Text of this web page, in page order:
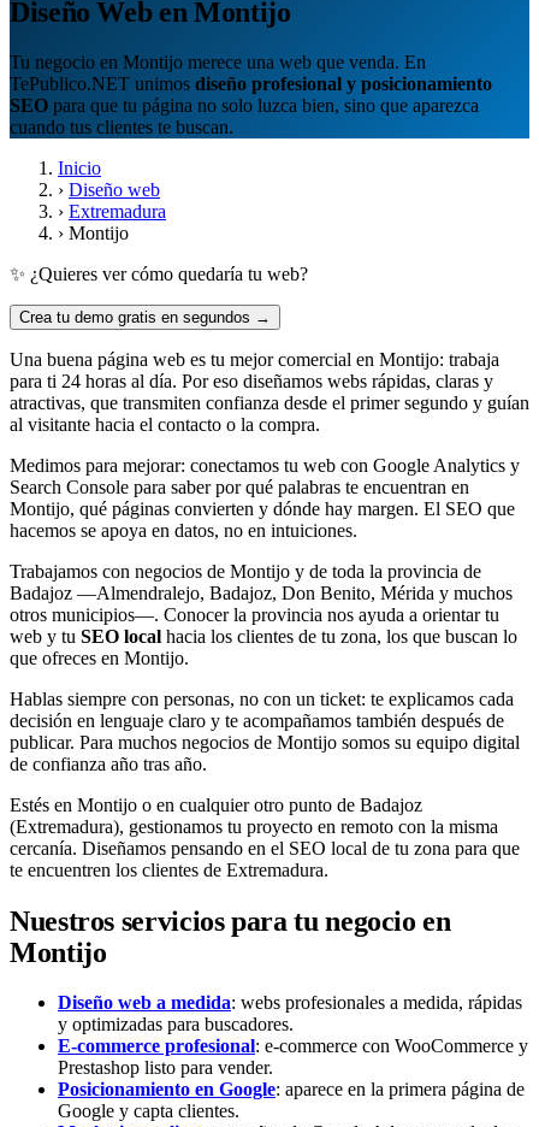
Diseño Web en Montijo
Tu negocio en Montijo merece una web que venda. En
TePublico.NET unimos diseño profesional y posicionamiento
SEO para que tu página no solo luzca bien, sino que aparezca
cuando tus clientes te buscan.
Inicio
› Diseño web
› Extremadura
› Montijo
✨ ¿Quieres ver cómo quedaría tu web?
Crea tu demo gratis en segundos →
Una buena página web es tu mejor comercial en Montijo: trabaja
para ti 24 horas al día. Por eso diseñamos webs rápidas, claras y
atractivas, que transmiten confianza desde el primer segundo y guían
al visitante hacia el contacto o la compra.
Medimos para mejorar: conectamos tu web con Google Analytics y
Search Console para saber por qué palabras te encuentran en
Montijo, qué páginas convierten y dónde hay margen. El SEO que
hacemos se apoya en datos, no en intuiciones.
Trabajamos con negocios de Montijo y de toda la provincia de
Badajoz —Almendralejo, Badajoz, Don Benito, Mérida y muchos
otros municipios—. Conocer la provincia nos ayuda a orientar tu
web y tu SEO local hacia los clientes de tu zona, los que buscan lo
que ofreces en Montijo.
Hablas siempre con personas, no con un ticket: te explicamos cada
decisión en lenguaje claro y te acompañamos también después de
publicar. Para muchos negocios de Montijo somos su equipo digital
de confianza año tras año.
Estés en Montijo o en cualquier otro punto de Badajoz
(Extremadura), gestionamos tu proyecto en remoto con la misma
cercanía. Diseñamos pensando en el SEO local de tu zona para que
te encuentren los clientes de Extremadura.
Nuestros servicios para tu negocio en
Montijo
Diseño web a medida: webs profesionales a medida, rápidas
y optimizadas para buscadores.
E-commerce profesional: e-commerce con WooCommerce y
Prestashop listo para vender.
Posicionamiento en Google: aparece en la primera página de
Google y capta clientes.